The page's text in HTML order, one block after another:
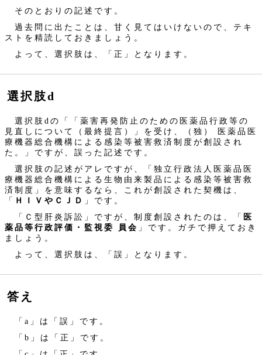
そのとおりの記述です。
過去問に出たことは、甘く見てはいけないので、テキ
ストを精読しておきましょう。
よって、選択肢は、「正」となります。
選択肢d
選択肢dの「「薬害再発防止のための医薬品行政等の
見直しについて（最終提言）」を受け、（独） 医薬品医
療機器総合機構による感染等被害救済制度が創設され
た。」ですが、誤った記述です。
選択肢の記述がアレですが、「独立行政法人医薬品医
療機器総合機構による生物由来製品による感染等被害救
済制度」を意味するなら、これが創設された契機は、
「 ＨＩＶやＣＪＤ
」です。
「Ｃ型肝炎訴訟」ですが、制度創設されたのは、「 医
薬品等行政評価・監視委 員会 」です。ガチで押えておき
ましょう。
よって、選択肢は、「誤」となります。
答え
「a」は「誤」です。
「b」は「正」です。